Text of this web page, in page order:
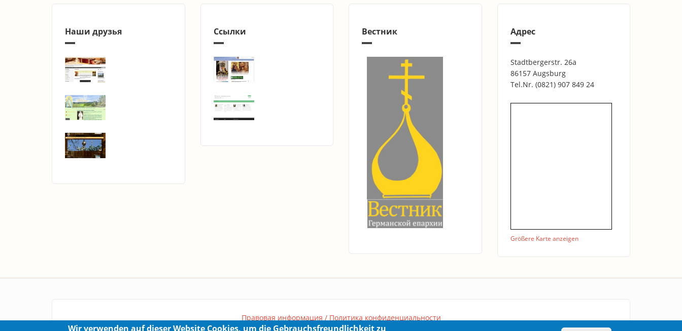
Наши друзья Ссылки Вестник Адрес
Stadtbergerstr. 26a
86157 Augsburg
Tel.Nr. (0821) 907 849 24
Größere Karte anzeigen
Правовая информация / Политика конфиденциальности
Wir verwenden auf dieser Website Cookies, um die Gebrauchsfreundlichkeit zu